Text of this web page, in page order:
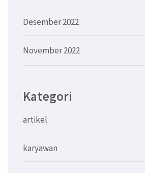
Desember 2022
November 2022
Kategori
artikel
karyawan